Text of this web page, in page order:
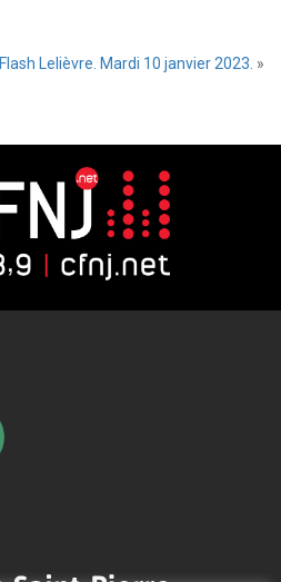
Flash Lelièvre. Mardi 10 janvier 2023. »